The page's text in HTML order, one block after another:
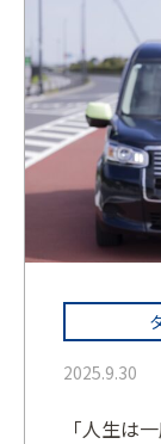
2025.9.30
「人生は